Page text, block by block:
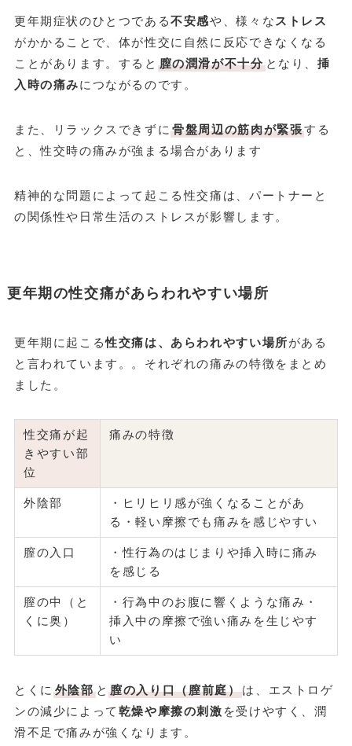
更年期症状のひとつである不安感や、様々な ストレス
がかかることで、体が性交に自然に反応できなくなる
ことがあります。すると 膣の潤滑が不十分となり、挿
入時の痛みにつながるのです。
また、リラックスできずに骨盤周辺の筋肉が緊張する
と、性交時の痛みが強まる場合があります
精神的な問題によって起こる性交痛は、パートナーと
の関係性や日常生活のストレスが影響します。
更年期の性交痛があらわれやすい場所
更年期に起こる性交痛は、あらわれやすい場所がある
と言われています。。それぞれの痛みの特徴をまとめ
ました。
性交痛が起
きやすい部
位
痛みの特徴
外陰部
・ヒリヒリ感が強くなることがあ
る・軽い摩擦でも痛みを感じやすい
膣の入口
・性行為のはじまりや挿入時に痛み
を感じる
膣の中（と
くに奥）
・行為中のお腹に響くような痛み・
挿入中の摩擦で強い痛みを生じやす
い
とくに 外陰部と膣の入り口（膣前庭）は、エストロゲ
ンの減少によって 乾燥や摩擦の刺激 を受けやすく、潤
滑不足で痛みが強くなります。